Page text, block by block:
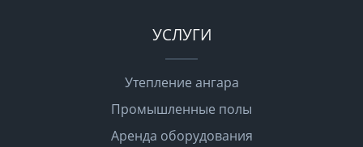
УСЛУГИ
Утепление ангара
Промышленные полы
Аренда оборудования